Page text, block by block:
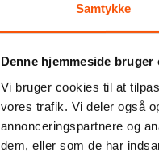
Samtykke
Denne hjemmeside bruger
Vi bruger cookies til at
vores trafik. Vi deler også
annonceringspartnere og
dem, eller som de har